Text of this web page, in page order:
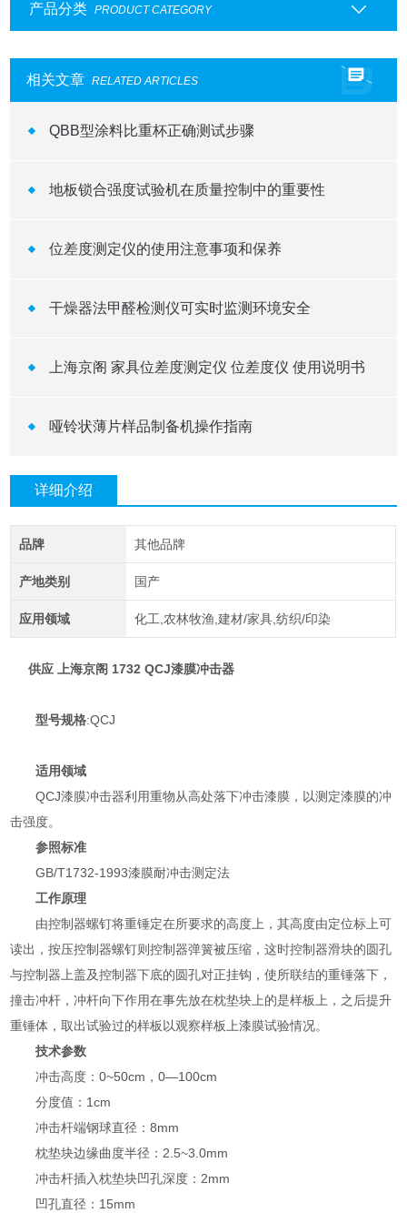
产品分类 PRODUCT CATEGORY
相关文章 RELATED ARTICLES
QBB型涂料比重杯正确测试步骤
地板锁合强度试验机在质量控制中的重要性
位差度测定仪的使用注意事项和保养
干燥器法甲醛检测仪可实时监测环境安全
上海京阁 家具位差度测定仪 位差度仪 使用说明书
哑铃状薄片样品制备机操作指南
详细介绍
品牌 其他品牌
产地类别 国产
应用领域 化工,农林牧渔,建材/家具,纺织/印染
供应 上海京阁 1732 QCJ漆膜冲击器
型号规格:QCJ
适用领域
QCJ漆膜冲击器利用重物从高处落下冲击漆膜，以测定漆膜的冲
击强度。
参照标准
GB/T1732-1993漆膜耐冲击测定法
工作原理
由控制器螺钉将重锤定在所要求的高度上，其高度由定位标上可
读出，按压控制器螺钉则控制器弹簧被压缩，这时控制器滑块的圆孔
与控制器上盖及控制器下底的圆孔对正挂钩，使所联结的重锤落下，
撞击冲杆，冲杆向下作用在事先放在枕垫块上的是样板上，之后提升
重锤体，取出试验过的样板以观察样板上漆膜试验情况。
技术参数
冲击高度：0~50cm，0—100cm
分度值：1cm
冲击杆端钢球直径：8mm
枕垫块边缘曲度半径：2.5~3.0mm
冲击杆插入枕垫块凹孔深度：2mm
凹孔直径：15mm